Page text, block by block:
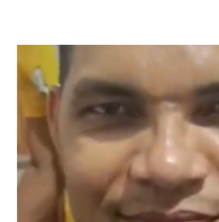
manifestação busca chamar a atenção das
a pauta da pesca artesanal maranhense,
cumprimento de garantias e assistência
do setor. Motoristas que planejam
regiões na data devem estar atentos a
congestionamentos e atrasos.